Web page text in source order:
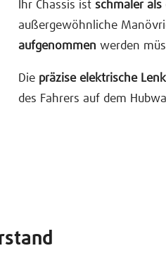
Ihr Chassis ist schmaler als
außergewöhnliche
aufgenommen werden
Die präzise elektrische
des Fahrers auf dem